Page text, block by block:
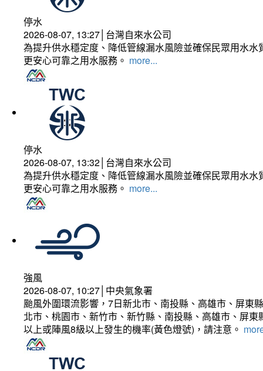
停水
2026-08-07, 13:27│台灣自來水公司
為提升供水穩定度、降低管線漏水風險並確保民眾用水
更安心可靠之用水服務。 more...
停水
2026-08-07, 13:32│台灣自來水公司
為提升供水穩定度、降低管線漏水風險並確保民眾用水
更安心可靠之用水服務。 more...
強風
2026-08-07, 10:27│中央氣象署
颱風外圍環流影響，7日新北市、南投縣、高雄市、屏東
北市、桃園市、新竹市、新竹縣、南投縣、高雄市、屏
以上或陣風8級以上發生的機率(黃色燈號)，請注意。